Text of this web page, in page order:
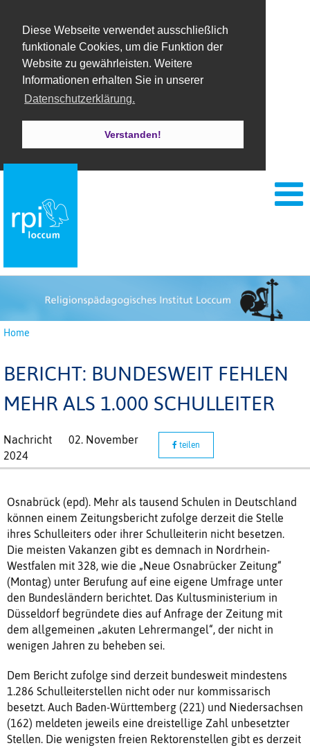
Diese Webseite verwendet ausschließlich
funktionale Cookies, um die Funktion der
Website zu gewährleisten. Weitere
Informationen erhalten Sie in unserer
Datenschutzerklärung.
Verstanden!
Home
BERICHT: BUNDESWEIT FEHLEN
MEHR ALS 1.000 SCHULLEITER
Nachricht
02. November
2024
teilen
Osnabrück (epd). Mehr als tausend Schulen in Deutschland
können einem Zeitungsbericht zufolge derzeit die Stelle
ihres Schulleiters oder ihrer Schulleiterin nicht besetzen.
Die meisten Vakanzen gibt es demnach in Nordrhein-
Westfalen mit 328, wie die „Neue Osnabrücker Zeitung“
(Montag) unter Berufung auf eine eigene Umfrage unter
den Bundesländern berichtet. Das Kultusministerium in
Düsseldorf begründete dies auf Anfrage der Zeitung mit
dem allgemeinen „akuten Lehrermangel“, der nicht in
wenigen Jahren zu beheben sei.
Dem Bericht zufolge sind derzeit bundesweit mindestens
1.286 Schulleiterstellen nicht oder nur kommissarisch
besetzt. Auch Baden-Württemberg (221) und Niedersachsen
(162) meldeten jeweils eine dreistellige Zahl unbesetzter
Stellen. Die wenigsten freien Rektorenstellen gibt es derzeit